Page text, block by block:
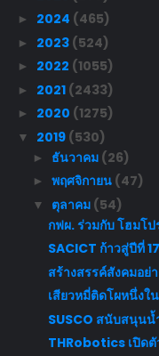
► 2024 (465)
► 2023 (524)
► 2022 (1055)
► 2021 (2433)
► 2020 (1275)
▼ 2019 (530)
► ธันวาคม (26)
► พฤศจิกายน (47)
▼ ตุลาคม (54)
กฟผ. ร่วมกับ โฮมโ
SACICT ก้าวสู่ปีที่
สร้างสรรค์สังคมอย่
เสียวหมี่ติดโผหนึ่งใ
SUSCO สนับสนุน
THRobotics เปิดตั